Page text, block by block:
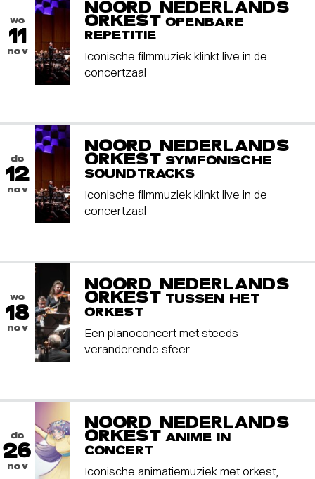
wo
11
nov
NOORD NEDERLANDS
ORKEST OPENBARE
REPETITIE
Iconische filmmuziek klinkt live in de
concertzaal
do
12
nov
NOORD NEDERLANDS
ORKEST SYMFONISCHE
SOUNDTRACKS
Iconische filmmuziek klinkt live in de
concertzaal
wo
18
nov
NOORD NEDERLANDS
ORKEST TUSSEN HET
ORKEST
Een pianoconcert met steeds
veranderende sfeer
do
26
nov
NOORD NEDERLANDS
ORKEST ANIME IN
CONCERT
Iconische animatiemuziek met orkest,